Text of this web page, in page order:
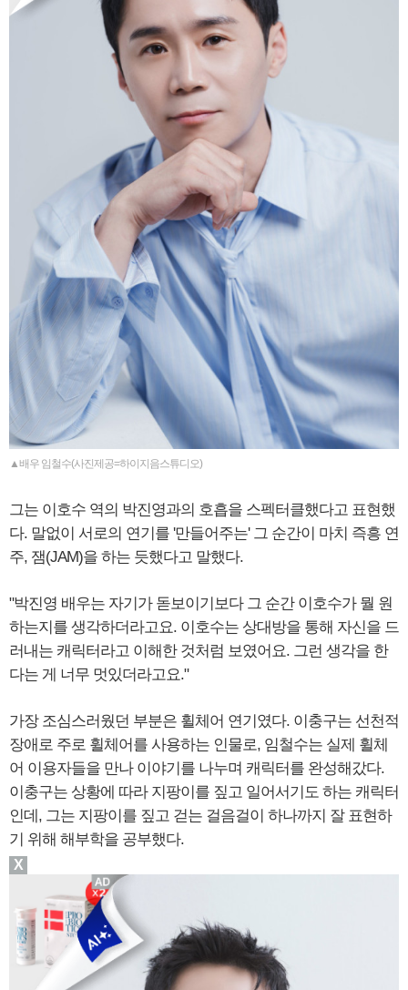
▲배우 임철수(사진제공=하이지음스튜디오)
그는 이호수 역의 박진영과의 호흡을 스펙터클했다고 표현했
다. 말없이 서로의 연기를 '만들어주는' 그 순간이 마치 즉흥 연
주, 잼(JAM)을 하는 듯했다고 말했다.
"박진영 배우는 자기가 돋보이기보다 그 순간 이호수가 뭘 원
하는지를 생각하더라고요. 이호수는 상대방을 통해 자신을 드
러내는 캐릭터라고 이해한 것처럼 보였어요. 그런 생각을 한
다는 게 너무 멋있더라고요."
가장 조심스러웠던 부분은 휠체어 연기였다. 이충구는 선천적
장애로 주로 휠체어를 사용하는 인물로, 임철수는 실제 휠체
어 이용자들을 만나 이야기를 나누며 캐릭터를 완성해갔다.
이충구는 상황에 따라 지팡이를 짚고 일어서기도 하는 캐릭터
인데, 그는 지팡이를 짚고 걷는 걸음걸이 하나까지 잘 표현하
기 위해 해부학을 공부했다.
X